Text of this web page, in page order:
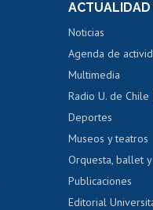
Portal de
Certificado de
Certificado de
Acoso laboral,
ACTUALIDAD
Noticias
Agenda de
Multimedia
Radio U. de Chile
Deportes
Museos y teatros
Orquesta, ballet
Publicaciones
Editorial